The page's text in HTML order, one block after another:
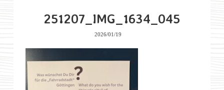
251207_IMG_1634_045
2026/01/19